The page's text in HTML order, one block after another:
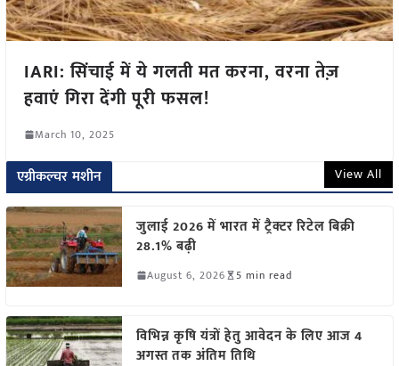
IARI: सिंचाई में ये गलती मत करना, वरना तेज़
हवाएं गिरा देंगी पूरी फसल!
March 10, 2025
एग्रीकल्चर मशीन View All
जुलाई 2026 में भारत में ट्रैक्टर रिटेल बिक्री
28.1% बढ़ी
August 6, 2026 5 min read
विभिन्न कृषि यंत्रों हेतु आवेदन के लिए आज 4
अगस्त तक अंतिम तिथि